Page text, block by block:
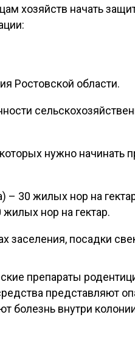
хозяйств начать
Ростовской области.
нужно начинать
– 30 жилых нор на
нор на гектар.
заселения, посадки
препараты
представляют
болезнь внутри